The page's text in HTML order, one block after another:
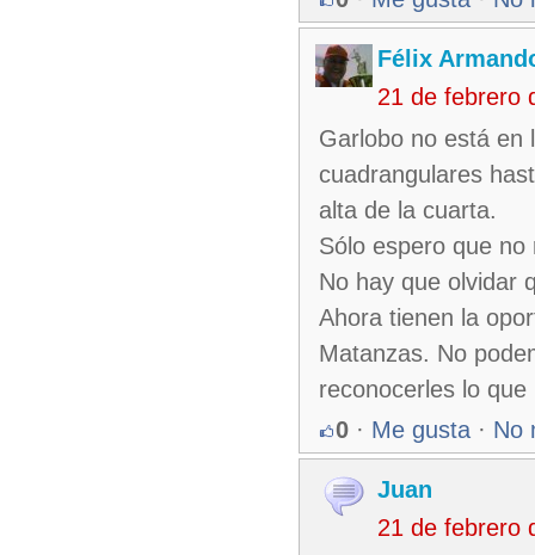
Félix
21 de febrero
Garlobo no está en
cuadrangulares
alta de la cuarta.
Sólo espero que
No hay que olvidar
Ahora tienen la
Matanzas. No
reconocerles lo
0 · Me gusta · No
Juan
21 de febrero